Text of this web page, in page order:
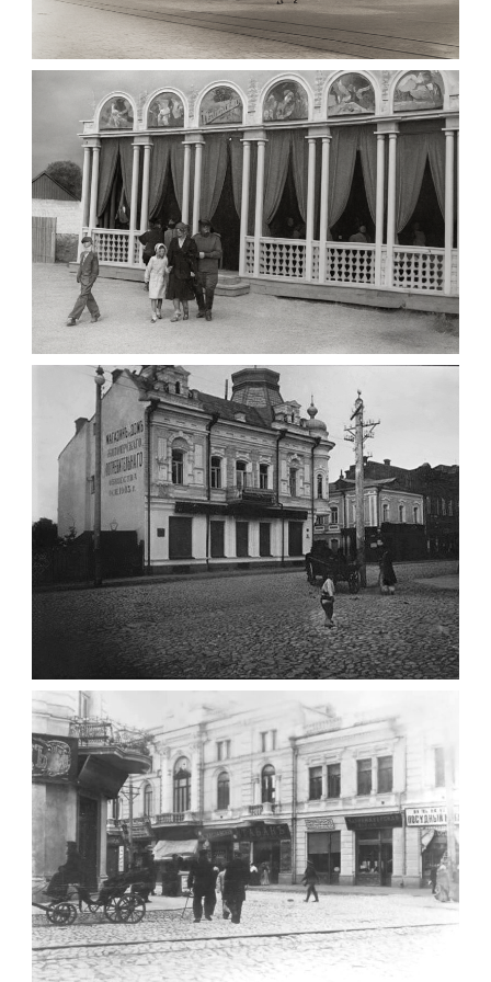
МАРІЇНСЬКА ЖІНОЧА ГІМНАЗІЯ ЖИТОМИР
1903
Фото Житомира період
до 1917 року
Leave a comment
ПАВІЛЬЙОН МОРОЗИВА ЖИТОМИР 1947
Фото Житомир (1945-
1960)
Leave a comment
ФОТО ЖИТОМИРА 1905 ВУЛ.
МИХАЙЛІВСЬКА-СКОРУЛЬСЬКОГО
Фото Житомира період
до 1917 року
Leave a comment